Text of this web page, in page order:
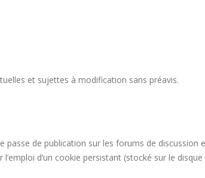
et sujettes à modification sans préavis.
passe de publication sur les forums de discussion
d’un cookie persistant (stocké sur le disque